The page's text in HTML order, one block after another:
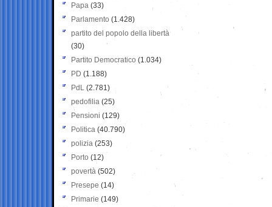
Papa (33)
Parlamento (1.428)
partito del popolo della libertà
(30)
Partito Democratico (1.034)
PD (1.188)
PdL (2.781)
pedofilia (25)
Pensioni (129)
Politica (40.790)
polizia (253)
Porto (12)
povertà (502)
Presepe (14)
Primarie (149)